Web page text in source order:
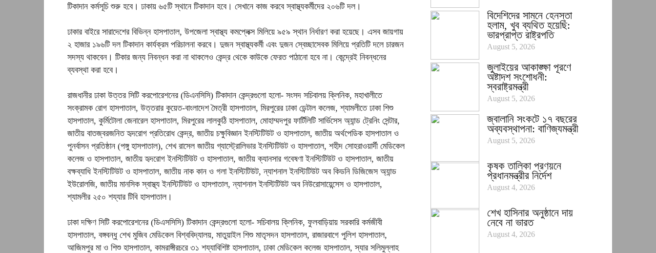
টিকাদান কর্মসূচি শুরু হবে। ঢাকায় ৬৫টি স্থানে টিকাদান হবে। সেখানে কাজ করবে স্বাস্থ্যকর্মীদের ২০৬টি দল।
ঢাকার বাইরে সারাদেশের বিভিন্ন হাসপাতাল, উপজেলা স্বাস্থ্য কমপ্লেক্স মিলিয়ে ৯৫৯ স্থান নির্ধারণ করা হয়েছে। এসব জায়গায়
২ হাজার ১৯৬টি দল টিকাদান কার্যক্রম পরিচালনা করবে। দুজন স্বাস্থ্যকর্মী এবং দুজন স্বেচ্ছাসেবক মিলিয়ে প্রতিটি দলে চারজন
সদস্য থাকবেন। টিকার জন্য নিবন্ধন করা না থাকলেও কেন্দ্র থেকে কাউকে ফেরত পাঠানো হবে না। কেন্দ্রেই নিবন্ধনের
ব্যবস্থা করা হবে।
রাজধানীর ঢাকা উত্তর সিটি করপোরেশনের (ডিএনসিসি) টিকাদান কেন্দ্রগুলো হলো- সংসদ সচিবালয় ক্লিনিক, মহাখালীতে
সংক্রামক রোগ হাসপাতাল, উত্তরার কুয়েত-বাংলাদেশ মৈত্রী হাসপাতাল, মিরপুরের ঢাকা ডেন্টাল কলেজ, শ্যামলীতে ঢাকা শিশু
হাসপাতাল, কুর্মিটোলা জেনারেল হাসপাতাল, মিরপুরের লালকুঠি হাসপাতাল, মোহাম্মদপুর ফার্টিলিটি সার্ভিসেস অ্যান্ড ট্রেনিং সেন্টার,
জাতীয় বাতজ্বরজনিত হৃদরোগ প্রতিরোধ কেন্দ্র, জাতীয় চক্ষুবিজ্ঞান ইনস্টিটিউট ও হাসপাতাল, জাতীয় অর্থপেডিক হাসপাতাল ও
পুনর্বাসন প্রতিষ্ঠান (পঙ্গু হাসপাতাল), শেখ রাসেল জাতীয় গ্যাস্ট্রোলিভার ইনস্টিটিউট ও হাসপাতাল, শহীদ সোহরাওয়ার্দী মেডিকেল
কলেজ ও হাসপাতাল, জাতীয় হৃদরোগ ইনস্টিটিউট ও হাসপাতাল, জাতীয় ক্যানসার গবেষণা ইনস্টিটিউট ও হাসপাতাল, জাতীয়
বক্ষব্যাধি ইনস্টিটিউট ও হাসপাতাল, জাতীয় নাক কান ও গলা ইনস্টিটিউট, ন্যাশনাল ইনস্টিটিউট অব কিডনি ডিজিজেস অ্যান্ড
ইউরোলজি, জাতীয় মানসিক স্বাস্থ্য ইনস্টিটিউট ও হাসপাতাল, ন্যাশনাল ইনস্টিটিউট অব নিউরোসায়েন্সেস ও হাসপাতাল,
শ্যামলীর ২৫০ শয্যার টিবি হাসপাতাল।
ঢাকা দক্ষিণ সিটি করপোরেশনের (ডিএসসিসি) টিকাদান কেন্দ্রগুলো হলো- সচিবালয় ক্লিনিক, ফুলবাড়িয়ায় সরকারি কর্মজীবী
হাসপাতাল, বঙ্গবন্ধু শেখ মুজিব মেডিকেল বিশ্ববিদ্যালয়, মাতুয়াইল শিশু মাতৃসদন হাসপাতাল, রাজারবাগে পুলিশ হাসপাতাল,
আজিমপুর মা ও শিশু হাসপাতাল, কামরাঙ্গীরচরে ৩১ শয্যাবিশিষ্ট হাসপাতাল, ঢাকা মেডিকেল কলেজ হাসপাতাল, স্যার সলিমুল্লাহ
বিদেশিদের সামনে হেনস্তা
হলাম, খুব ব্যথিত হয়েছি:
ভারপ্রাপ্ত রাষ্ট্রপতি
August 5, 2026
জুলাইয়ের আকাঙ্ক্ষা পূরণে
অষ্টাদশ সংশোধনী:
স্বরাষ্ট্রমন্ত্রী
August 5, 2026
জ্বালানি সংকটে ১৭ বছরের
অব্যবস্থাপনা: বাণিজ্যমন্ত্রী
August 5, 2026
কৃষক তালিকা প্রণয়নে
প্রধানমন্ত্রীর নির্দেশ
August 4, 2026
শেখ হাসিনার অনুষ্ঠানে দায়
নেবে না ভারত
August 4, 2026